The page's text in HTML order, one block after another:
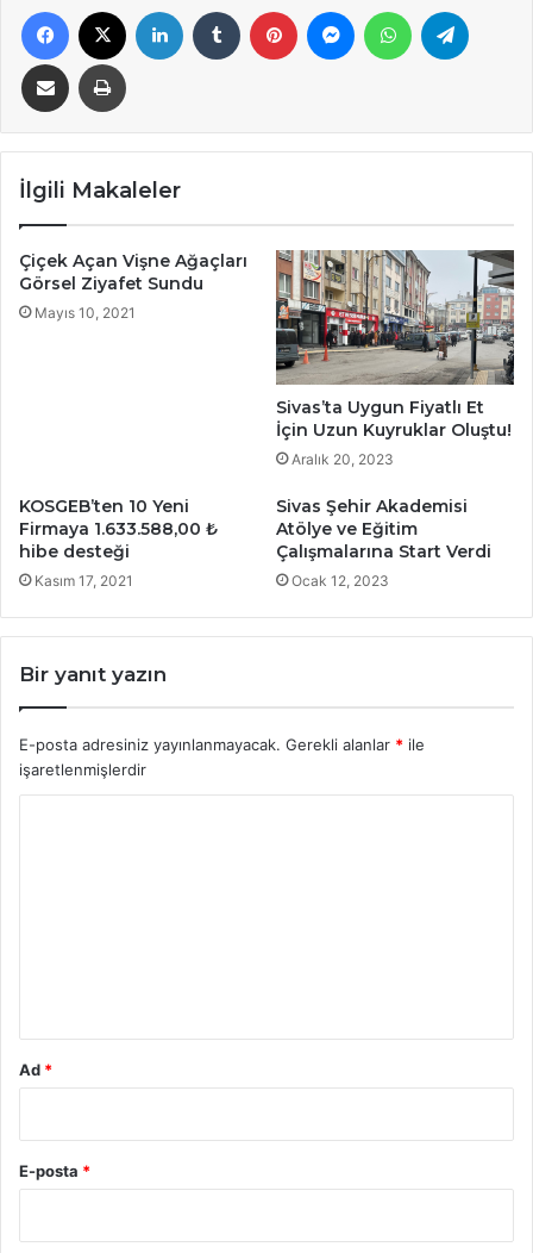
Facebook LinkedIn Tumblr Pinterest MessengerWhatsApp
E-Posta ile paylaş Yazdır
İlgili Makaleler
Çiçek Açan Vişne Ağaçları
Görsel Ziyafet Sundu
Mayıs 10, 2021
Sivas’ta Uygun Fiyatlı Et
İçin Uzun Kuyruklar Oluştu!
Aralık 20, 2023
KOSGEB’ten 10 Yeni
Firmaya 1.633.588,00 ₺
hibe desteği
Kasım 17, 2021
Sivas Şehir Akademisi
Atölye ve Eğitim
Çalışmalarına Start Verdi
Ocak 12, 2023
Bir yanıt yazın
E-posta adresiniz yayınlanmayacak. Gerekli alanlar * ile
işaretlenmişlerdir
Ad *
E-posta *